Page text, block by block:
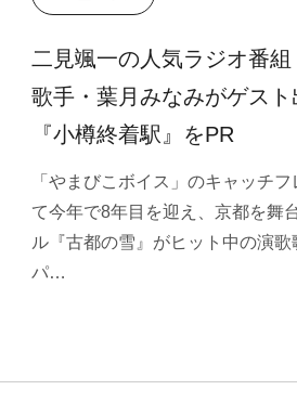
二見颯一の人気ラジオ番
歌手・葉月みなみがゲス
『小樽終着駅』をPR
「やまびこボイス」のキャッチ
て今年で8年目を迎え、京都を舞
ル『古都の雪』がヒット中の演
パ…